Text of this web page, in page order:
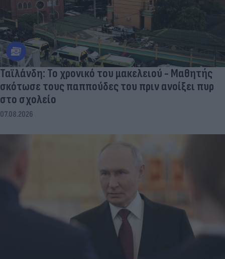
Ταϊλάνδη: Το χρονικό του μακελειού - Μαθητής
σκότωσε τους παππούδες του πριν ανοίξει πυρ
στο σχολείο
07.08.2026